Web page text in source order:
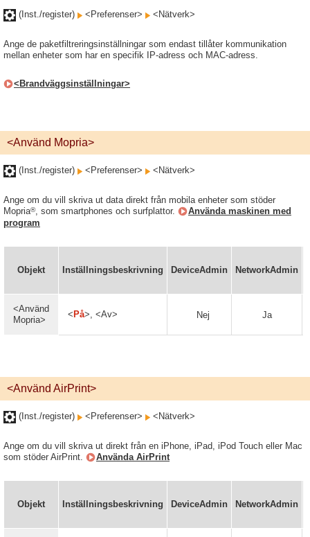
(Inst./register) <Preferenser> <Nätverk>
Ange de paketfiltreringsinställningar som endast tillåter kommunikation
mellan enheter som har en specifik IP-adress och MAC-adress.
<Brandväggsinställningar>
<Använd Mopria>
(Inst./register) <Preferenser> <Nätverk>
Ange om du vill skriva ut data direkt från mobila enheter som stöder
Mopria®, som smartphones och surfplattor.
Använda maskinen med
program
Objekt Inställningsbeskrivning DeviceAdmin NetworkAdmin
<Använd
Mopria>
< På>, <Av> Nej Ja
<Använd AirPrint>
(Inst./register) <Preferenser> <Nätverk>
Ange om du vill skriva ut direkt från en iPhone, iPad, iPod Touch eller Mac
som stöder AirPrint.
Använda AirPrint
Objekt Inställningsbeskrivning DeviceAdmin NetworkAdmin